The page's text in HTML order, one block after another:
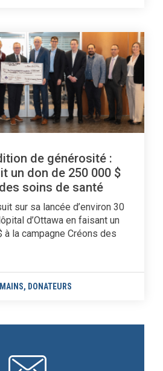
de générosité :
un don de 250 000 $
soins de santé
sur sa lancée d’environ 30
d’Ottawa en faisant un
à la campagne Créons des
, DONATEURS